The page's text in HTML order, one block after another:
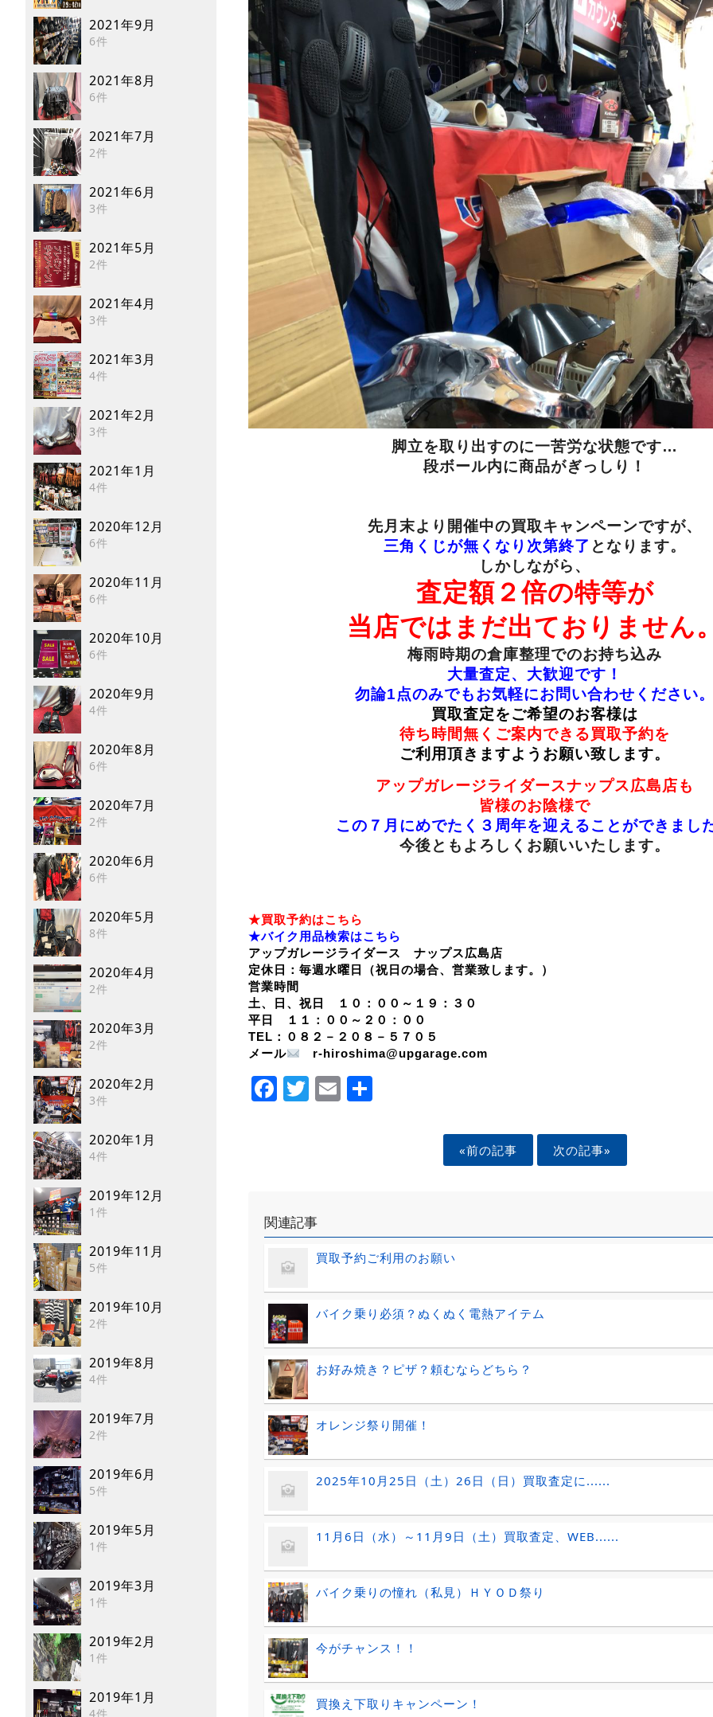
2021年9月
6件
2021年8月
6件
2021年7月
2件
2021年6月
3件
2021年5月
2件
2021年4月
3件
2021年3月
4件
2021年2月
3件
2021年1月
4件
2020年12月
6件
2020年11月
6件
2020年10月
6件
2020年9月
4件
2020年8月
6件
2020年7月
2件
2020年6月
6件
2020年5月
8件
2020年4月
2件
2020年3月
2件
2020年2月
3件
2020年1月
4件
2019年12月
1件
2019年11月
5件
2019年10月
2件
2019年8月
4件
2019年7月
2件
2019年6月
5件
2019年5月
1件
2019年3月
1件
2019年2月
1件
2019年1月
4件
脚立を取り出すのに一苦労な状態です…
段ボール内に商品がぎっしり！
先月末より開催中の買取キャンペーンですが、
三角くじが無くなり次第終了 となります。
しかしながら、
査定額２倍の特等が
当店ではまだ出ておりません
梅雨時期の倉庫整理でのお持ち込み
大量査定、大歓迎です！
勿論1点のみでもお気軽にお問い合わせください
買取査定をご希望のお客様は
待ち時間無くご案内できる買取予約を
ご利用頂きますようお願い致します。
アップガレージライダースナップス広島店も
皆様のお陰様で
この７月にめでたく３周年を迎えることができまし
今後ともよろしくお願いいたします。
★買取予約はこちら
★バイク用品検索はこちら
アップガレージライダース ナップス広島店
定休日：毎週水曜日（祝日の場合、営業致します。）
営業時間
土、日、祝日 １０：００～１９：３０
平日 １１：００～２０：００
TEL：０８２－２０８－５７０５
メール
r-hiroshima@upgarage.com
Facebook
Twitter
Email
«前の記事 次の記事»
関連記事
買取予約ご利用のお願い
バイク乗り必須？ぬくぬく電熱アイテム
お好み焼き？ピザ？頼むならどちら？
オレンジ祭り開催！
2025年10月25日（土）26日（日）買取査定に......
11月6日（水）～11月9日（土）買取査定、WEB......
バイク乗りの憧れ（私見）ＨＹＯＤ祭り
今がチャンス！！
買換え下取りキャンペーン！